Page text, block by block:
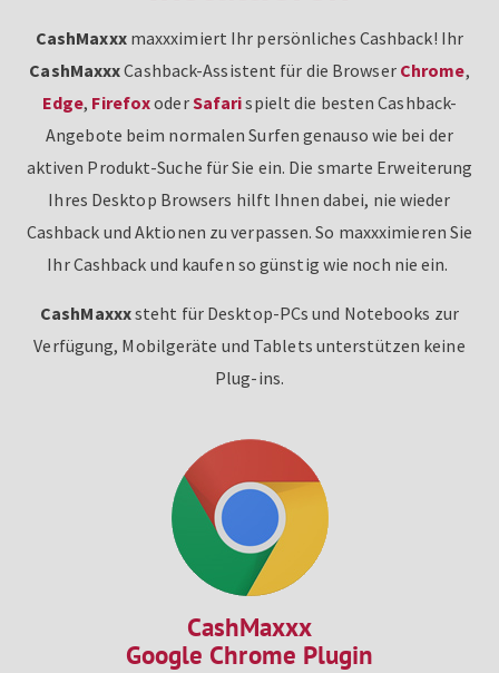
CashMaxxxmaxxximiert Ihr persönliches Cashback! Ihr
CashMaxxxCashback-Assistent für die Browser Chrome,
Edge, FirefoxoderSafarispielt die besten Cashback-
Angebote beim normalen Surfen genauso wie bei der
aktiven Produkt-Suche für Sie ein. Die smarte Erweiterung
Ihres Desktop Browsers hilft Ihnen dabei, nie wieder
Cashback und Aktionen zu verpassen. So maxxximieren Sie
Ihr Cashback und kaufen so günstig wie noch nie ein.
CashMaxxxsteht für Desktop-PCs und Notebooks zur
Verfügung, Mobilgeräte und Tablets unterstützen keine
Plug-ins.
CashMaxxx
Google Chrome Plugin